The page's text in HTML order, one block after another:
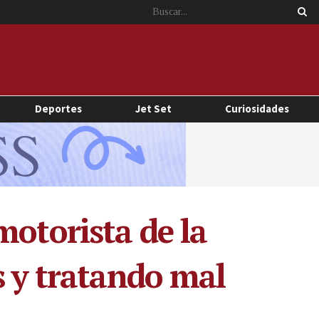
Deportes Jet Set Curiosidades
de la
y tratando mal